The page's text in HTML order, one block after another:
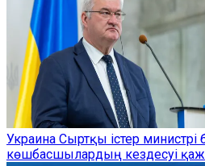
Украина Сыртқы істер министрі
көшбасшылардың кездесуі